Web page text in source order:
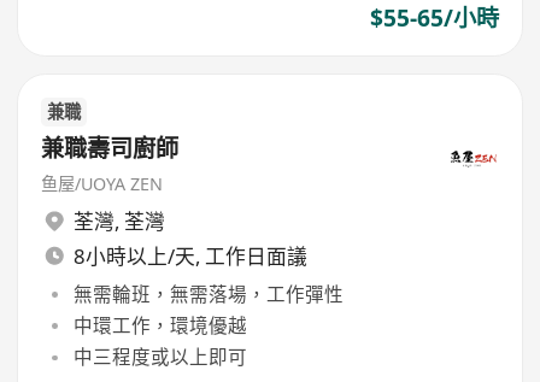
$55-65/小時
兼職
兼職壽司廚師
鱼屋/UOYA ZEN
荃灣, 荃灣
8小時以上/天, 工作日面議
無需輪班，無需落場，工作彈性
中環工作，環境優越
中三程度或以上即可